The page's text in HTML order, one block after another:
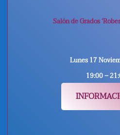
Salón de Grados
Lunes 17
19:00 –